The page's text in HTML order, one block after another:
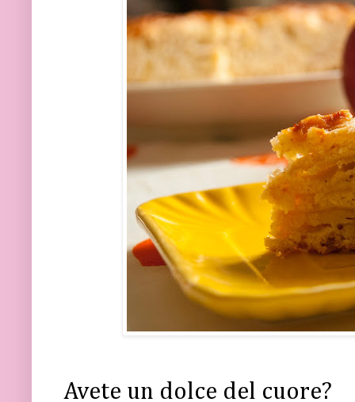
Avete un dolce del cuore?